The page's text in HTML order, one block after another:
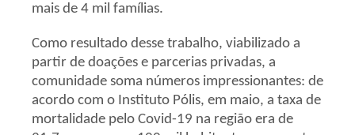
mais de 4 mil famílias.
Como resultado desse trabalho, viabilizado a
partir de doações e parcerias privadas, a
comunidade soma números impressionantes: de
acordo com o Instituto Pólis, em maio, a taxa de
mortalidade pelo Covid-19 na região era de